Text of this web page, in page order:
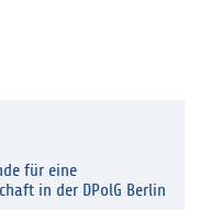
für eine
in der DPolG Berlin